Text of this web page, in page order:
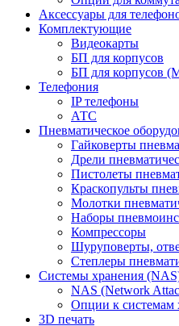
Аксессуары для
Комплектующие
Видеокарты
БП для корпусов
БП для корпусов
Телефония
IP телефоны
АТС
Пневматическое
Гайковерты
Дрели
Пистолеты
Краскопульты
Молотки
Наборы
Компрессоры
Шуруповерты,
Степлеры
Cистемы хранения
NAS (Network
Опции к системам
3D печать